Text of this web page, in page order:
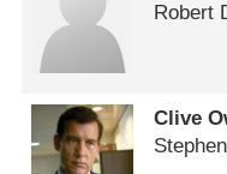
Robert
Clive